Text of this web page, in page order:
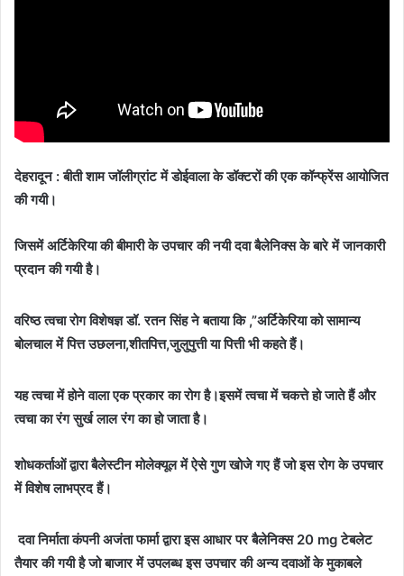
देहरादून : बीती शाम जॉलीग्रांट में डोईवाला के डॉक्टरों की एक कॉन्फ्रेंस आयोजित
की गयी।
जिसमें अर्टिकेरिया की बीमारी के उपचार की नयी दवा बैलेनिक्स के बारे में जानकारी
प्रदान की गयी है।
वरिष्ठ त्वचा रोग विशेषज्ञ डॉ. रतन सिंह ने बताया कि ,”अर्टिकेरिया को सामान्य
बोलचाल में पित्त उछलना,शीतपित्त,जुलुपुत्ती या पित्ती भी कहते हैं।
यह त्वचा में होने वाला एक प्रकार का रोग है।इसमें त्वचा में चकत्ते हो जाते हैं और
त्वचा का रंग सुर्ख लाल रंग का हो जाता है।
शोधकर्ताओं द्वारा बैलेस्टीन मोलेक्यूल में ऐसे गुण खोजे गए हैं जो इस रोग के उपचार
में विशेष लाभप्रद हैं।
दवा निर्माता कंपनी अजंता फार्मा द्वारा इस आधार पर बैलेनिक्स 20 mg टेबलेट
तैयार की गयी है जो बाजार में उपलब्ध इस उपचार की अन्य दवाओं के मुकाबले